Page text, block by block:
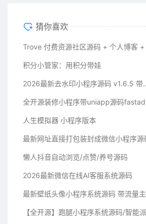
猜你喜欢
积分小管家：用积分带娃
2026最新去水
人生模拟器 小程序版本
最新网址直接打包装封成微信小程序源
懒人抖音自动浏览/点赞/养号源码
2026最新微信在线AI客服系统源码
最新壁纸头像小程序系统源码 带流量主